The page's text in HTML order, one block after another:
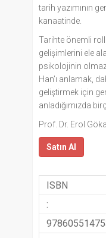
tarih yazımının
kanaatinde.
Tarihte önemli
gelişimlerini ele
psikolojinin
Han’ı anlamak,
geliştirmek için
anladığımızda
Prof. Dr. Erol Göka
Satın Al
ISBN
: